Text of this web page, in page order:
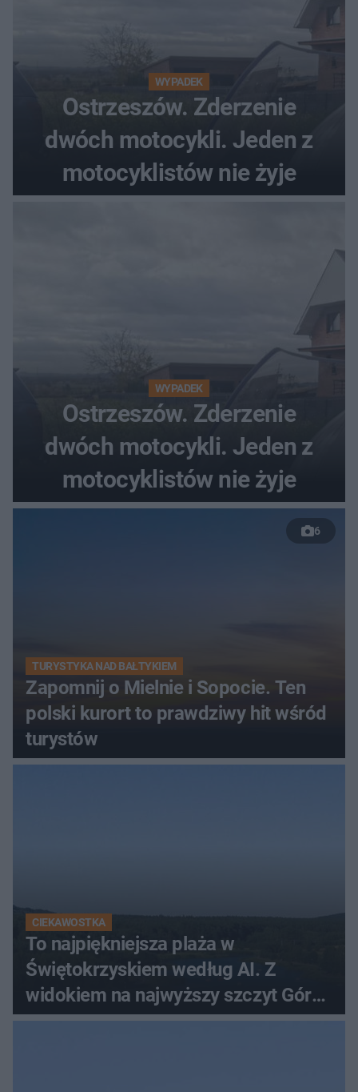
WYPADEK
Ostrzeszów. Zderzenie
dwóch motocykli. Jeden z
motocyklistów nie żyje
WYPADEK
Ostrzeszów. Zderzenie
dwóch motocykli. Jeden z
motocyklistów nie żyje
6
TURYSTYKA NAD BAŁTYKIEM
Zapomnij o Mielnie i Sopocie. Ten
polski kurort to prawdziwy hit wśród
turystów
CIEKAWOSTKA
To najpiękniejsza plaża w
Świętokrzyskiem według AI. Z
widokiem na najwyższy szczyt Gór
Świętokrzyskich